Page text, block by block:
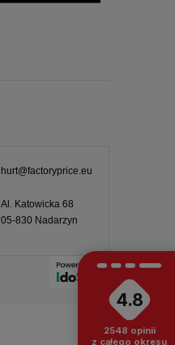
hurt@factoryprice.eu
Al. Katowicka 68
05-830 Nadarzyn
4.8
2548 opinii
z całego okresu